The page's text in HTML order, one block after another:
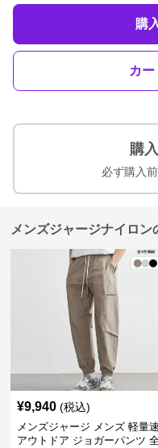
購
カ
購
必ず購入
メンズジャージナイロン
¥9,940 (税込)
メンズジャージ メンズ 軽量
アウトドア ジョガーパンツ